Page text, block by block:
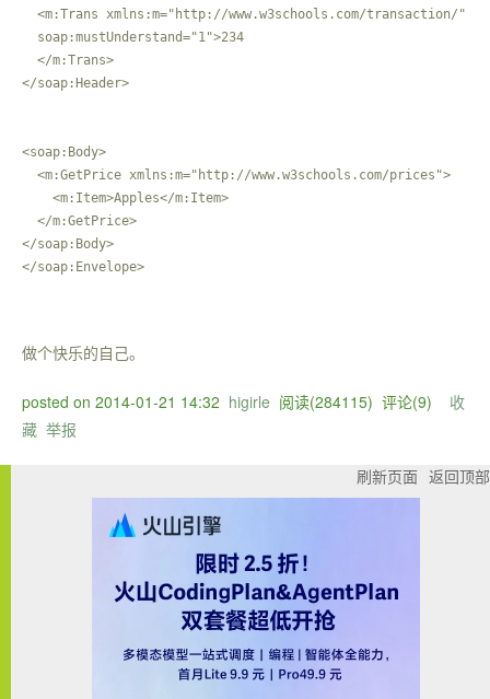
  <m:Trans xmlns:m="http://www.w3schools.com/transaction/"
  soap:mustUnderstand="1">234
  </m:Trans>
</soap:Header>
<soap:Body>
  <m:GetPrice xmlns:m="http://www.w3schools.com/prices">
    <m:Item>Apples</m:Item>
  </m:GetPrice>
</soap:Body>
做个快乐的自己。
posted on 2014-01-21 14:32 higirle 阅读(284115) 评论(9) 收
藏 举报
刷新页面 返回顶部